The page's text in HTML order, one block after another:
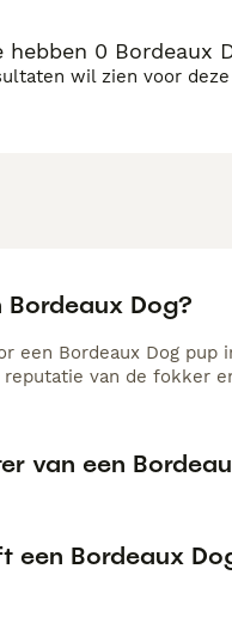
hebben 0 Bordeaux
wil zien voor
Bordeaux Dog?
een Bordeaux Dog
van de fokker
van een
een Bordeaux